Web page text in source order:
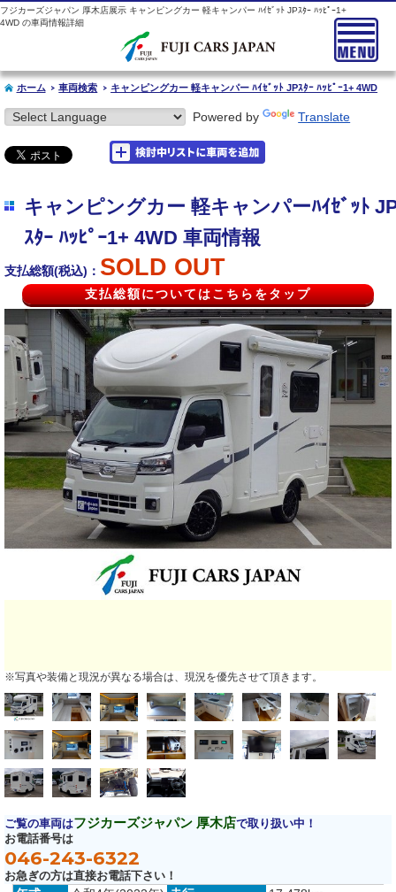
フジカーズジャパン 厚木店展示 キャンピングカー 軽キャンパー ﾊｲｾﾞｯﾄ JPｽﾀｰ ﾊｯﾋﾟｰ1+
4WD の車両情報詳細
ホーム 車両検索 キャンピングカー 軽キャンパー ﾊｲｾﾞｯﾄ JPｽﾀｰ ﾊｯﾋﾟｰ1+ 4WD
Powered by Translate
キャンピングカー 軽キャンパーﾊｲｾﾞｯﾄ
ｽﾀｰ ﾊｯﾋﾟｰ1+ 4WD 車両情報
支払総額(税込)： SOLD OUT
支払総額についてはこちらをタップ
ご覧の車両はフジカーズジャパン 厚木店で取り扱い中！
お電話番号は
046-243-6322
お急ぎの方は直接お電話下さい！
※写真や装備と現況が異なる場合は、現況を優先させて頂きます。